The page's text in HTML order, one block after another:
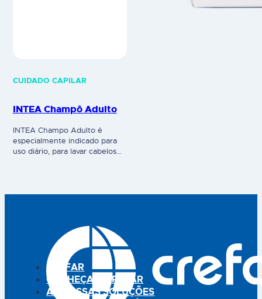
CUIDADO CAPILAR
INTEA Champô Adulto
INTEA Champo Adulto é
especialmente indicado para
uso diário, para lavar cabelos
CREFAR
CONHEÇA A CREFAR
AS NOSSAS SOLUÇÕES